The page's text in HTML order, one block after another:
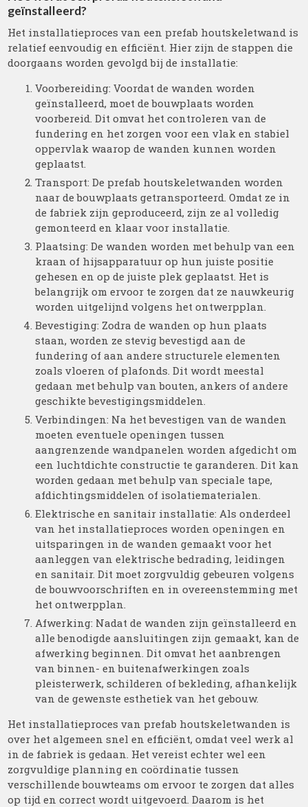
geïnstalleerd?
Het installatieproces van een prefab houtskeletwand is
relatief eenvoudig en efficiënt. Hier zijn de stappen die
doorgaans worden gevolgd bij de installatie:
Voorbereiding: Voordat de wanden worden
geïnstalleerd, moet de bouwplaats worden
voorbereid. Dit omvat het controleren van de
fundering en het zorgen voor een vlak en stabiel
oppervlak waarop de wanden kunnen worden
geplaatst.
Transport: De prefab houtskeletwanden worden
naar de bouwplaats getransporteerd. Omdat ze in
de fabriek zijn geproduceerd, zijn ze al volledig
gemonteerd en klaar voor installatie.
Plaatsing: De wanden worden met behulp van een
kraan of hijsapparatuur op hun juiste positie
gehesen en op de juiste plek geplaatst. Het is
belangrijk om ervoor te zorgen dat ze nauwkeurig
worden uitgelijnd volgens het ontwerpplan.
Bevestiging: Zodra de wanden op hun plaats
staan, worden ze stevig bevestigd aan de
fundering of aan andere structurele elementen
zoals vloeren of plafonds. Dit wordt meestal
gedaan met behulp van bouten, ankers of andere
geschikte bevestigingsmiddelen.
Verbindingen: Na het bevestigen van de wanden
moeten eventuele openingen tussen
aangrenzende wandpanelen worden afgedicht om
een luchtdichte constructie te garanderen. Dit kan
worden gedaan met behulp van speciale tape,
afdichtingsmiddelen of isolatiematerialen.
Elektrische en sanitair installatie: Als onderdeel
van het installatieproces worden openingen en
uitsparingen in de wanden gemaakt voor het
aanleggen van elektrische bedrading, leidingen
en sanitair. Dit moet zorgvuldig gebeuren volgens
de bouwvoorschriften en in overeenstemming met
het ontwerpplan.
Afwerking: Nadat de wanden zijn geïnstalleerd en
alle benodigde aansluitingen zijn gemaakt, kan de
afwerking beginnen. Dit omvat het aanbrengen
van binnen- en buitenafwerkingen zoals
pleisterwerk, schilderen of bekleding, afhankelijk
van de gewenste esthetiek van het gebouw.
Het installatieproces van prefab houtskeletwanden is
over het algemeen snel en efficiënt, omdat veel werk al
in de fabriek is gedaan. Het vereist echter wel een
zorgvuldige planning en coördinatie tussen
verschillende bouwteams om ervoor te zorgen dat alles
op tijd en correct wordt uitgevoerd. Daarom is het